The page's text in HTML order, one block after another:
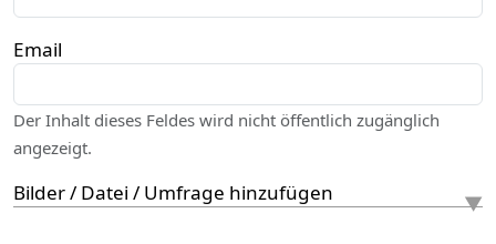
Email
Der Inhalt dieses Feldes wird nicht öffentlich zugänglich
angezeigt.
Bilder / Datei / Umfrage hinzufügen